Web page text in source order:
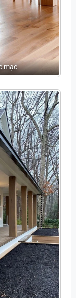
mạc